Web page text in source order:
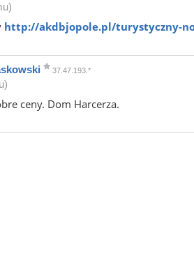
http://akdbjopole.pl/turystyczny-
37.47.193.*
ceny. Dom Harcerza.